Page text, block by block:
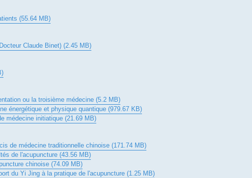
(55.64 MB)
Claude Binet) (2.45 MB)
ou la troisième médecine (5.2 MB)
énergétique et physique quantique (979.67 KB)
médecine initiatique (21.69 MB)
de médecine traditionnelle chinoise (171.74 MB)
de l'acupuncture (43.56 MB)
chinoise (74.09 MB)
du Yi Jing à la pratique de l'acupuncture (1.25 MB)